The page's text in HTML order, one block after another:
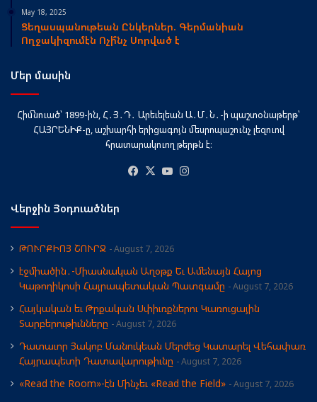
May 18, 2025
Ցեղասպանութեան Ընկերներ. Գերմանիան
Ողջակիզումէն Ոչի՞նչ Սորված է
Մեր մասին
Հիմնուած՝ 1899-ին, Հ․Յ․Դ․ Արեւելեան Ա․Մ․Ն․-ի պաշտօնաթերթ՝
ՀԱՅՐԵՆԻՔ-ը, աշխարհի երիցագոյն մեսրոպաշունչ լեզուով
հրատարակուող թերթն է։
Facebook
X YouTube
Վերջին Յօդուածներ
ԹՈՒՐՔԻՈՅ ՇՈՒՐՋ August 7, 2026
էջմիածին․-Միասնական Աղօթք Եւ Ամենայն Հայոց
Կաթողիկոսի Հայրապետական Պատգամը
August 7, 2026
Հայկական եւ Թրքական Սփիւռքներու Կառուցային
Տարբերութիւնները
August 7, 2026
Դատաւոր Յակոբ Մանուկեան Մերժեց Կատարել Վեհափառ
Հայրապետի Դատավարութիւնը
August 7, 2026
«Read the Room»-էն Մինչեւ «Read the Field» August 7, 2026